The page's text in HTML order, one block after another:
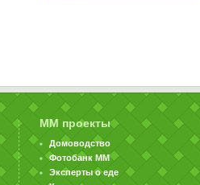
ММ проекты
Домоводство
Фотобанк ММ
Эксперты о еде